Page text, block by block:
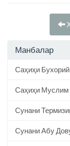
Манбалар
Саҳиҳи Бухорий
Саҳиҳи Муслим
Сунани
Сунани Абу